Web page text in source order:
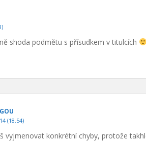
shoda podmětu s přísudkem v titulcích
(18.54)
vyjmenovat konkrétní chyby, protože